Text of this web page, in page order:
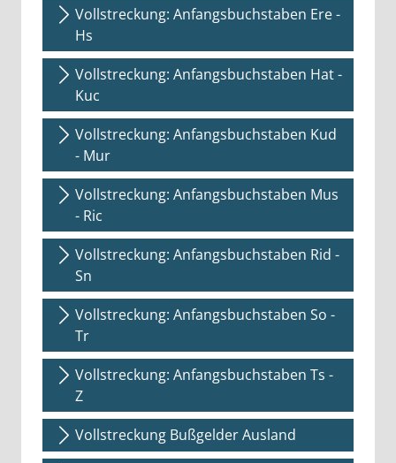
Vollstreckung: Anfangsbuchstaben Ere -
Hs
Vollstreckung: Anfangsbuchstaben Hat -
Kuc
Vollstreckung: Anfangsbuchstaben Kud
- Mur
Vollstreckung: Anfangsbuchstaben Mus
- Ric
Vollstreckung: Anfangsbuchstaben Rid -
Sn
Vollstreckung: Anfangsbuchstaben So -
Tr
Vollstreckung: Anfangsbuchstaben Ts -
Z
Vollstreckung Bußgelder Ausland